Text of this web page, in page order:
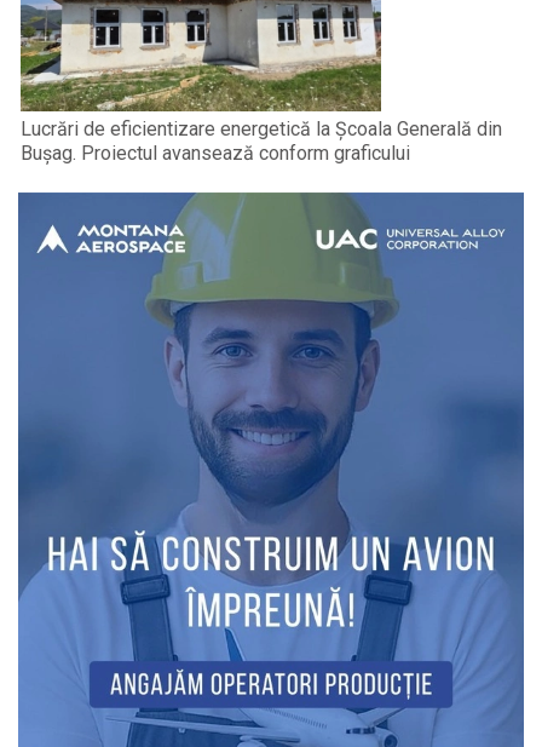
Lucrări de eficientizare energetică la Școala Generală din
Bușag. Proiectul avansează conform graficului